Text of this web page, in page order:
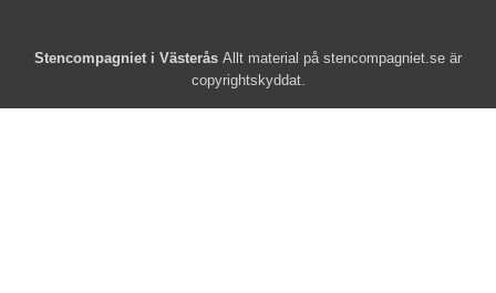
Stencompagniet i Västerås Allt material på stencompagniet.se är
copyrightskyddat.